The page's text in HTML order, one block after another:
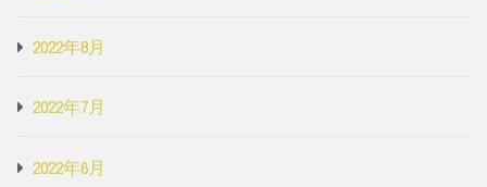
2022年8月
2022年7月
2022年6月